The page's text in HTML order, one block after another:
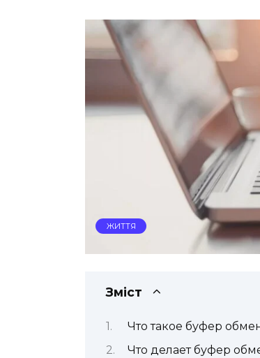
ЖИТТЯ
Зміст
Что такое буфер
Что делает буфер